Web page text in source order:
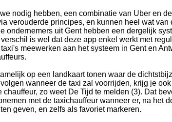
nodig hebben, een combinatie van Uber en
verouderde principes, en kunnen heel wat van
ondernemers uit Gent hebben een dergelijk
is wel dat deze app enkel werkt met
meewerken aan het systeem in Gent en
op een landkaart tonen waar de
wanneer de taxi zal voorrijden, krijg je
zo weet De Tijd te melden (3). Dat
met de taxichauffeur wanneer er, na het
geven, en zelfs als favoriet markeren.